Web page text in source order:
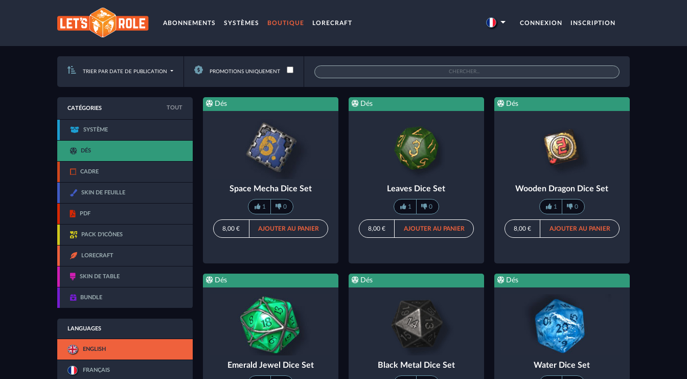
ABONNEMENTS SYSTÈMES BOUTIQUE LORECRAFT CONNEXION INSCRIPTION
TRIER PAR DATE DE PUBLICATION PROMOTIONS UNIQUEMENT
CATÉGORIES TOUT
SYSTÈME
DÉS
CADRE
SKIN DE FEUILLE
PDF
PACK D'ICÔNES
LORECRAFT
SKIN DE TABLE
BUNDLE
LANGUAGES
ENGLISH
FRANÇAIS
Dés
Space Mecha Dice Set
1 0
8,00 € AJOUTER AU PANIER
Dés
Leaves Dice Set
1 0
8,00 € AJOUTER AU PANIER
Dés
Wooden Dragon Dice Set
1 0
8,00 € AJOUTER AU PANIER
Dés
Emerald Jewel Dice Set
Dés
Black Metal Dice Set
Dés
Water Dice Set